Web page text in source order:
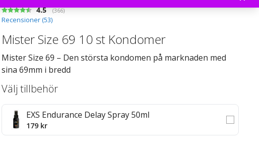
Snittbetyg:
4.5 (röster:
366)
Recensioner (53)
Mister Size 69 10 st Kondomer
Mister Size 69 – Den största kondomen på marknaden med
sina 69mm i bredd
Välj tillbehör
EXS Endurance Delay Spray 50ml
179 kr